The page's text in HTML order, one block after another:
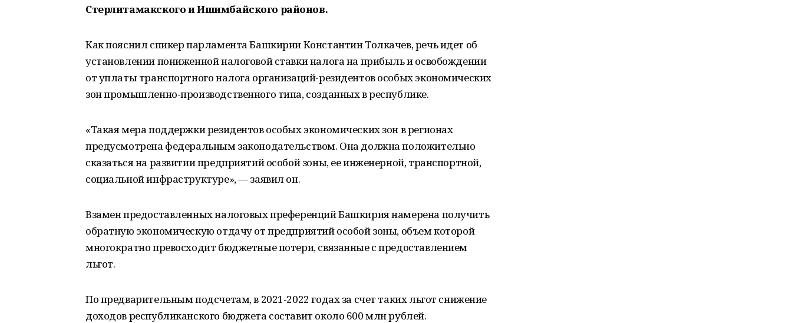
Стерлитамакского и Ишимбайского районов.
Как пояснил спикер парламента Башкирии Константин Толкачев, речь идет об
установлении пониженной налоговой ставки налога на прибыль и освобождении
от уплаты транспортного налога организаций-резидентов особых экономических
зон промышленно-производственного типа, созданных в республике.
«Такая мера поддержки резидентов особых экономических зон в регионах
предусмотрена федеральным законодательством. Она должна положительно
сказаться на развитии предприятий особой зоны, ее инженерной, транспортной,
социальной инфраструктуре», — заявил он.
Взамен предоставленных налоговых преференций Башкирия намерена получить
обратную экономическую отдачу от предприятий особой зоны, объем которой
многократно превосходит бюджетные потери, связанные с предоставлением
льгот.
По предварительным подсчетам, в 2021-2022 годах за счет таких льгот снижение
доходов республиканского бюджета составит около 600 млн рублей.